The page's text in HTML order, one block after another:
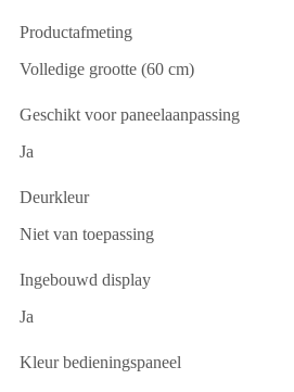
Productafmeting
Volledige grootte (60 cm)
Geschikt voor paneelaanpassing
Ja
Deurkleur
Niet van toepassing
Ingebouwd display
Ja
Kleur bedieningspaneel